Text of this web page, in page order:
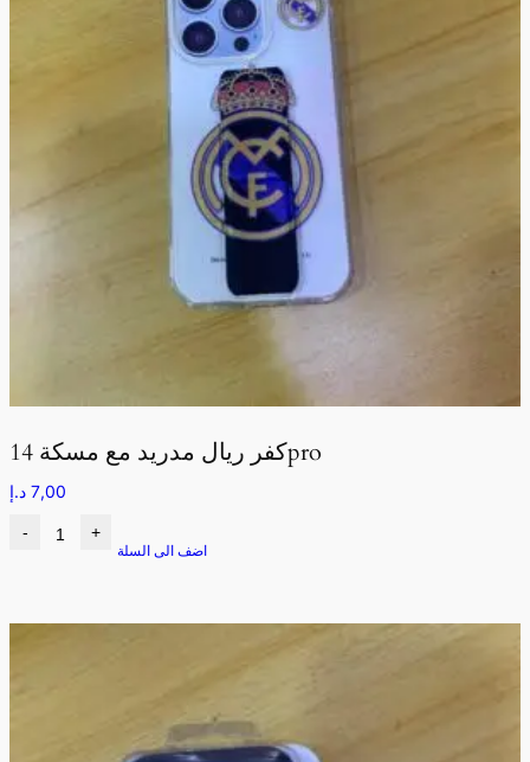
كفر ريال مدريد مع مسكة 14pro
7,00 د.إ
- +
اضف الى السلة